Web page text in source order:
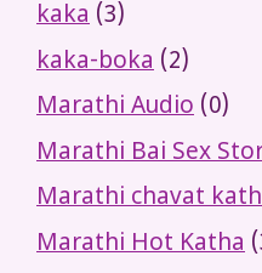
kaka (3)
kaka-boka (2)
Marathi Audio (0)
Marathi Bai Sex
Marathi chavat
Marathi Hot Katha